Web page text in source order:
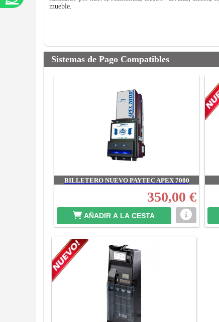
mueble.
Sistemas de Pago Compatibles
BILLETERO NUEVO PAYTEC APEX 7000
350,00 €
AÑADIR A LA CESTA